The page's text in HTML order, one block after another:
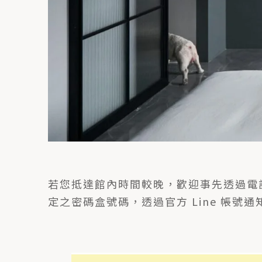
若您抵達館內時間較晚，歡迎事先透過
定之密碼盒號碼，透過官方 Line 帳號通